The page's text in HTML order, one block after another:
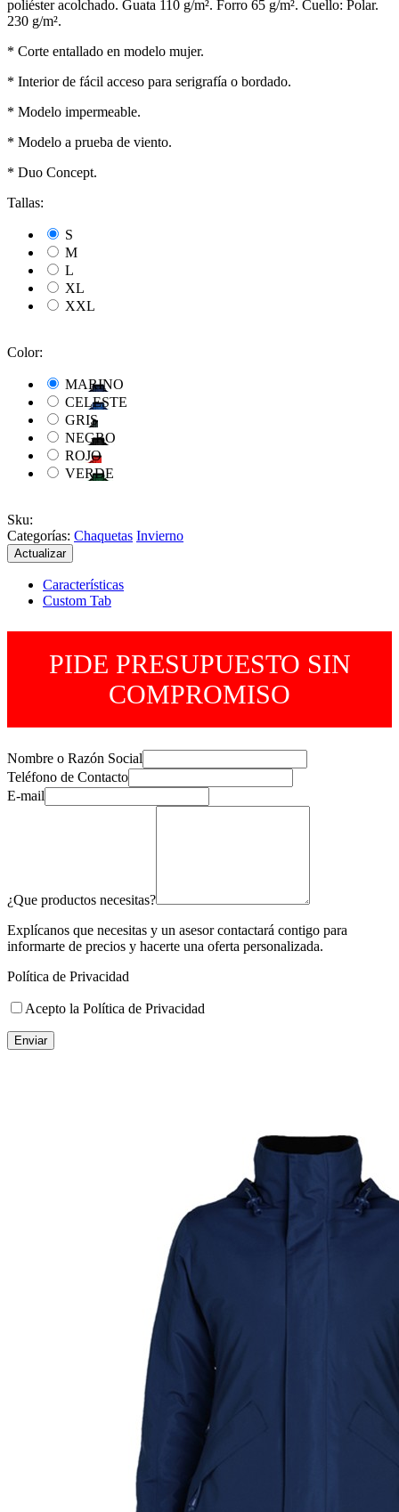
poliéster acolchado. Guata 110 g/m². Forro 65 g/m². Cuello: Polar.
230 g/m².
* Corte entallado en modelo mujer.
* Interior de fácil acceso para serigrafía o bordado.
* Modelo impermeable.
* Modelo a prueba de viento.
* Duo Concept.
Tallas:
S
M
L
XL
XXL
Color:
MARINO
CELESTE
GRIS
NEGRO
ROJO
VERDE
Sku:
Categorías: Chaquetas Invierno
Características
Custom Tab
PIDE PRESUPUESTO SIN
COMPROMISO
Nombre o Razón Social
Teléfono de Contacto
E-mail
¿Que productos necesitas?
Explícanos que necesitas y un asesor contactará contigo para
informarte de precios y hacerte una oferta personalizada.
Política de Privacidad
Acepto la Política de Privacidad
Enviar